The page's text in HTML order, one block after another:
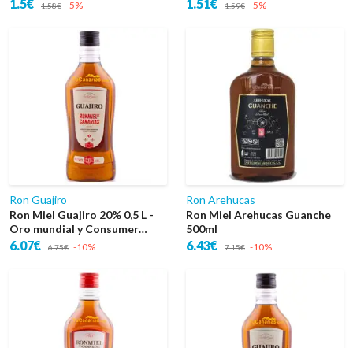
1.5€ 1.58€ -5% 1.51€ 1.59€ -5%
Ron Guajiro
Ron Miel Guajiro 20% 0,5 L -
Oro mundial y Consumer
Choice EEUU
6.07€ 6.75€ -10%
Ron Arehucas
Ron Miel Arehucas Guanche
500ml
6.43€ 7.15€ -10%